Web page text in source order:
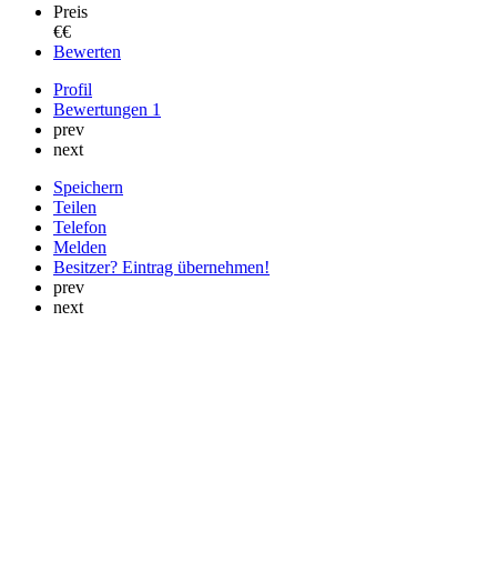
Preis
€€
Bewerten
Profil
Bewertungen 1
prev
next
Speichern
Teilen
Telefon
Melden
Besitzer? Eintrag übernehmen!
prev
next